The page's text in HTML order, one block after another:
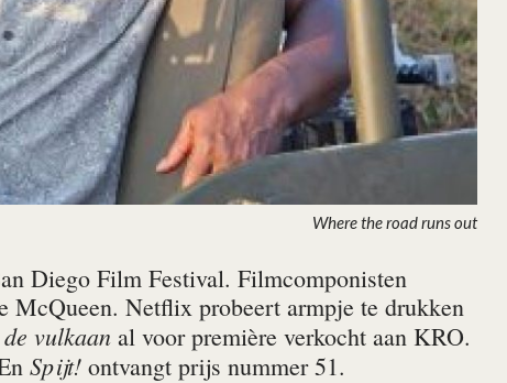
Where the road runs out
Diego Film Festival. Filmcomponisten
McQueen. Netflix probeert armpje te drukken
vulkaanal voor première verkocht aan KRO.
Spijt! ontvangt prijs nummer 51.